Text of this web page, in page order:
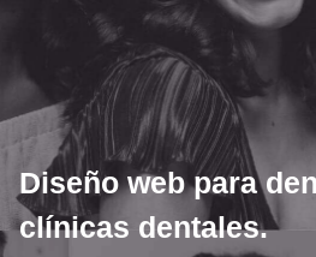
Diseño web para
clínicas dentales.